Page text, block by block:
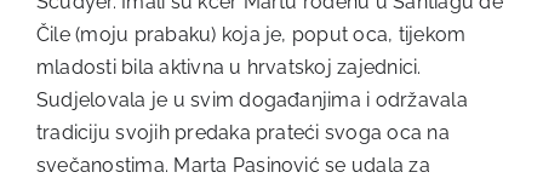
Čile (moju prabaku) koja je, poput oca, tijekom
mladosti bila aktivna u hrvatskoj zajednici.
Sudjelovala je u svim događanjima i održavala
tradiciju svojih predaka prateći svoga oca na
svečanostima. Marta Pasinović se udala za